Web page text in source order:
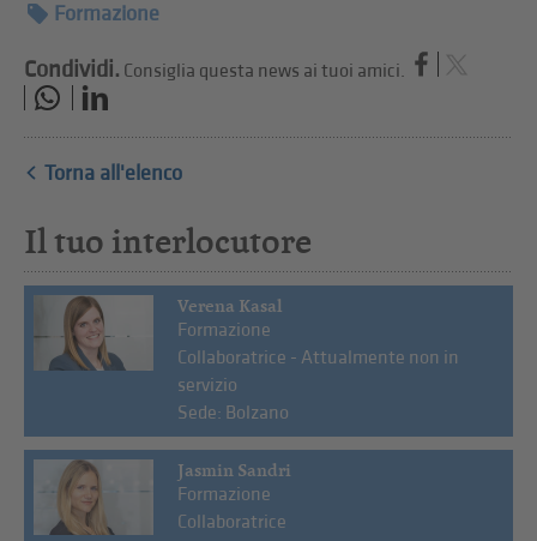
Formazione
Condividi. Consiglia questa news ai tuoi amici.
Torna all'elenco
Il tuo interlocutore
Verena Kasal
Formazione
Collaboratrice - Attualmente non in
servizio
Sede: Bolzano
Jasmin Sandri
Formazione
Collaboratrice